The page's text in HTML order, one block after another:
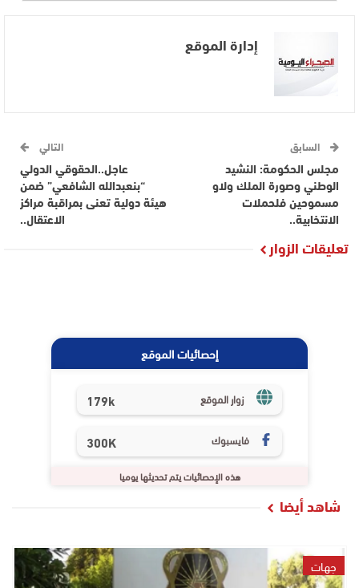
إدارة الموقع
السابق
مجلس الحكومة: النشيد
الوطني وصورة الملك ولاو
مسموحين فلحملات
الانتخابية..
التالي
عاجل..الحقوقي الدولي
“بنعبدالله الشافعي” ضمن
هيئة دولية تعنى بمراقبة مراكز
الاعتقال..
تعليقات الزوار
إحصائيات الموقع
زوار الموقع 179k
فايسبوك 300K
هذه الإحصائيات يتم تحديثها يوميا
شاهد أيضا
جهات